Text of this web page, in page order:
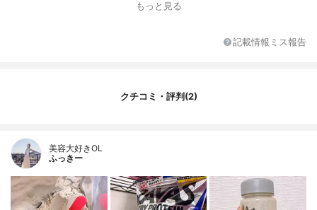
7種のビタミンB群、ビタミンC
もっと見る
記載情報ミス報告
クチコミ・評判(2)
美容大好きOL
ふっきー